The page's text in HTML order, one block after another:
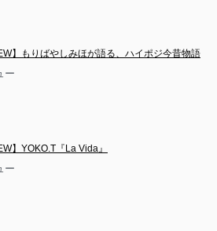
】もりばやしみほが語る、ハイポジ今昔物語
ー
】YOKO.T『La Vida』
ー